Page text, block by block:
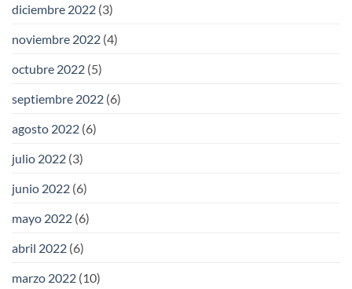
diciembre 2022 (3)
noviembre 2022 (4)
octubre 2022 (5)
septiembre 2022 (6)
agosto 2022 (6)
julio 2022 (3)
junio 2022 (6)
mayo 2022 (6)
abril 2022 (6)
marzo 2022 (10)